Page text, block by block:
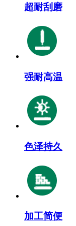
超耐刮磨
强耐高温
色泽持久
加工简便